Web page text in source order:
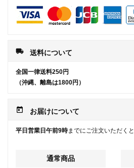
local_shipping 送料について
全国一律送料250円
（沖縄、離島は1800円）
today お届けについて
平日営業日午前9時までにご注文いただくと
通常商品